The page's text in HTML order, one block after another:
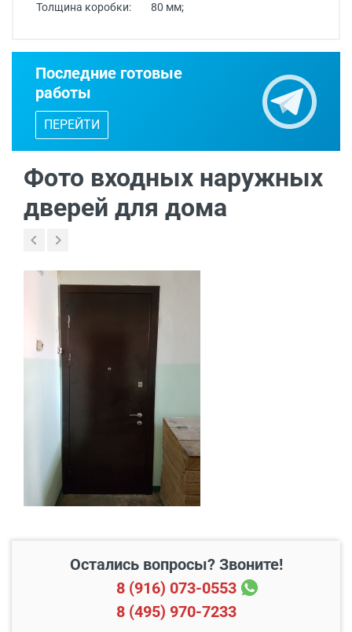
Толщина коробки:
80 мм;
Бесплатный выезд специалиста
каталогом входных дверей, образцами
В пределах МКАД и в
радиусе 20 км от него
Свыше 20 км от МКАД 45 руб./км
Подъем до квартиры 200 руб./этаж
Последние готовые
работы
ПЕРЕЙТИ
Фото входных наружных
дверей для дома
Остались вопросы? Звоните!
8 (916) 073-0553
8 (495) 970-7233